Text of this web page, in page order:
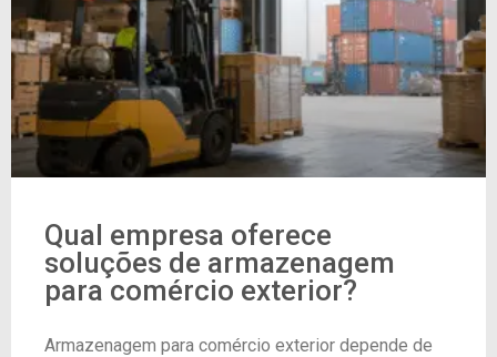
Qual empresa oferece
soluções de armazenagem
para comércio exterior?
Armazenagem para comércio exterior depende de